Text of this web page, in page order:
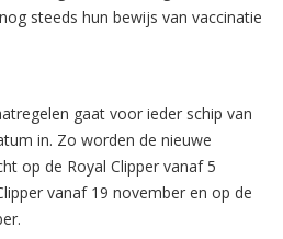
steeds hun bewijs van vaccinatie
gaat voor ieder schip van
in. Zo worden de nieuwe
op de Royal Clipper vanaf 5
vanaf 19 november en op de